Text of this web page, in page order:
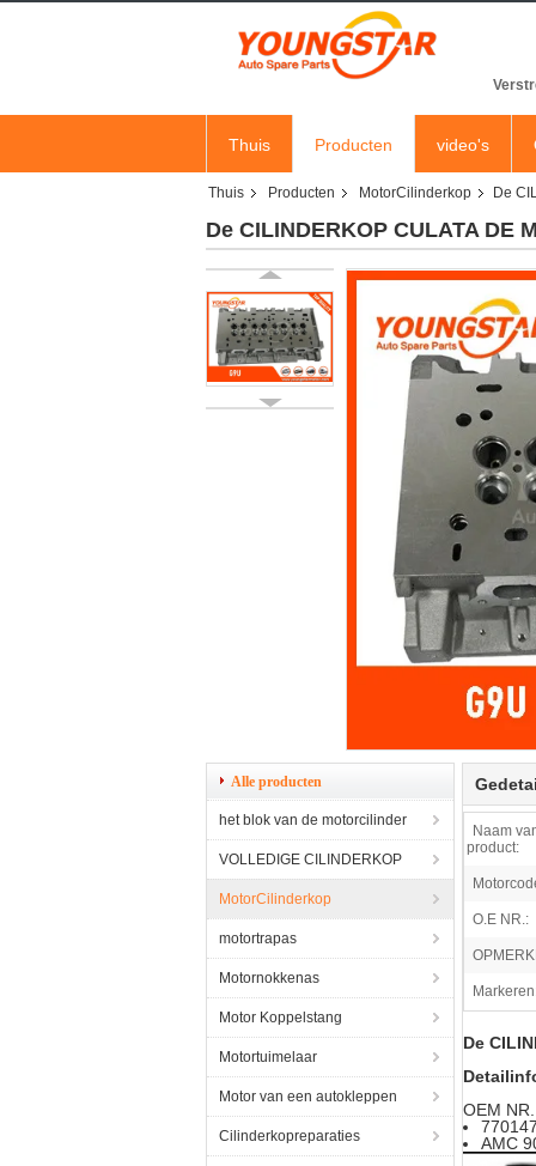
Thuis Producten video's
Thuis Producten MotorCilinderkop De
De CILINDERKOP CULATA DE
Alle producten
het blok van de motorcilinder
VOLLEDIGE CILINDERKOP
MotorCilinderkop
motortrapas
Motornokkenas
Motor Koppelstang
Motortuimelaar
Motor van een autokleppen
Cilinderkopreparaties
Naam
product:
O.E NR.:
De
OEM NR.
AMC